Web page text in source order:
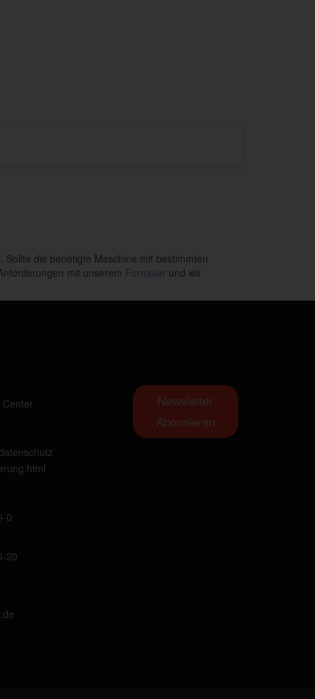
die benötigte Maschine mit bestimmten
mit unserem Formular und wir
0
20
Newsletter
Abonnieren